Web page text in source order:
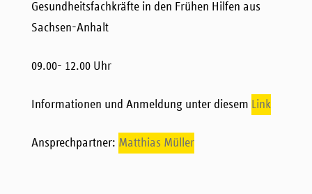
Gesundheitsfachkräfte in den Frühen Hilfen aus
Sachsen-Anhalt
09.00- 12.00 Uhr
Informationen und Anmeldung unter diesem Link
Ansprechpartner: Matthias Müller